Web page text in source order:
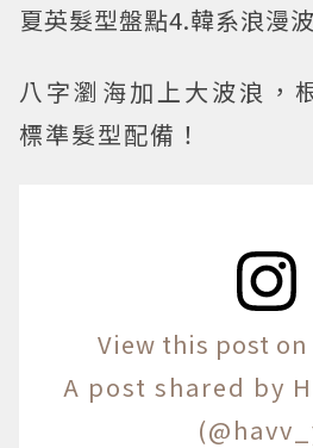
夏英髮型盤點4.韓系浪漫
八字瀏海加上大波浪，
標準髮型配備！
View this post on
A post shared by